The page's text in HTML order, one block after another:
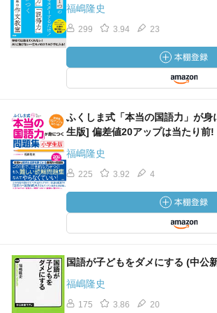
福嶋隆史
299 3.94 23
ふくしま式「本当の国語力」が身
生版] 偏差値20アップは当たり前!
福嶋隆史
225 3.92 4
国語が子どもをダメにする (中公
福嶋隆史
175 3.86 20